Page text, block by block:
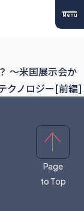
Menu
〜米国展示会か
クノロジー[前編]
Page
to Top